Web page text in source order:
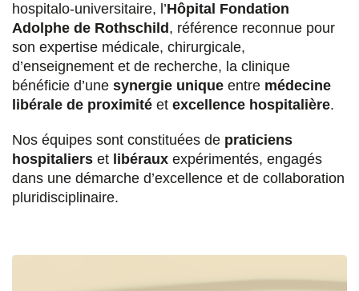
hospitalo-universitaire, l’Hôpital Fondation
Adolphe de Rothschild , référence reconnue pour
son expertise médicale, chirurgicale,
d’enseignement et de recherche, la clinique
bénéficie d’une synergie unique entre médecine
libérale de proximité et excellence hospitalière.
Nos équipes sont constituées de praticiens
hospitaliers et libéraux expérimentés, engagés
dans une démarche d’excellence et de collaboration
pluridisciplinaire.